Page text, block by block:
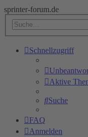
sprinter-forum.de
Schnellzugriff
Aktive
Suche
FAQ
Anmelden